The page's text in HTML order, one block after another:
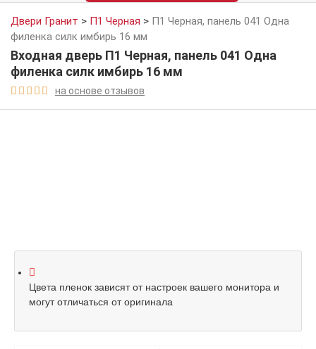
Двери Гранит > П1 Черная > П1 Черная, панель 041 Одна
филенка силк имбирь 16 мм
Входная дверь П1 Черная, панель 041 Одна
филенка силк имбирь 16 мм
     на основе отзывов
Цвета пленок зависят от настроек вашего монитора и
могут отличаться от оригинала